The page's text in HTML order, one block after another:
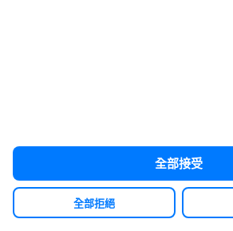
Clash X
全部接受
全部拒絕